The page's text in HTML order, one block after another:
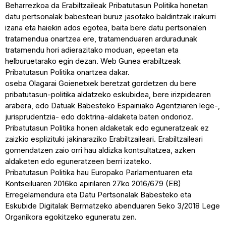
Beharrezkoa da Erabiltzaileak Pribatutasun Politika honetan
datu pertsonalak babesteari buruz jasotako baldintzak irakurri
izana eta haiekin ados egotea, baita bere datu pertsonalen
tratamendua onartzea ere, tratamenduaren arduradunak
tratamendu hori adierazitako moduan, epeetan eta
helburuetarako egin dezan. Web Gunea erabiltzeak
Pribatutasun Politika onartzea dakar.
oseba Olagarai Goienetxek beretzat gordetzen du bere
pribatutasun-politika aldatzeko eskubidea, bere irizpidearen
arabera, edo Datuak Babesteko Espainiako Agentziaren lege-,
jurisprudentzia- edo doktrina-aldaketa baten ondorioz.
Pribatutasun Politika honen aldaketak edo eguneratzeak ez
zaizkio esplizituki jakinaraziko Erabiltzaileari. Erabiltzaileari
gomendatzen zaio orri hau aldizka kontsultatzea, azken
aldaketen edo eguneratzeen berri izateko.
Pribatutasun Politika hau Europako Parlamentuaren eta
Kontseiluaren 2016ko apirilaren 27ko 2016/679 (EB)
Erregelamendura eta Datu Pertsonalak Babesteko eta
Eskubide Digitalak Bermatzeko abenduaren 5eko 3/2018 Lege
Organikora egokitzeko eguneratu zen.